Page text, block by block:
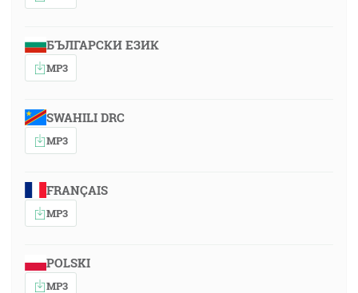
БЪЛГАРСКИ ЕЗИК
MP3
SWAHILI DRC
MP3
FRANÇAIS
MP3
POLSKI
MP3